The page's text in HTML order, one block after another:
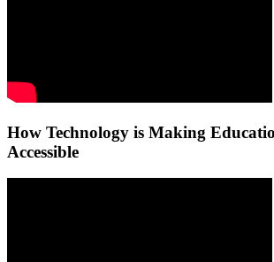
How Technology is Making
Accessible